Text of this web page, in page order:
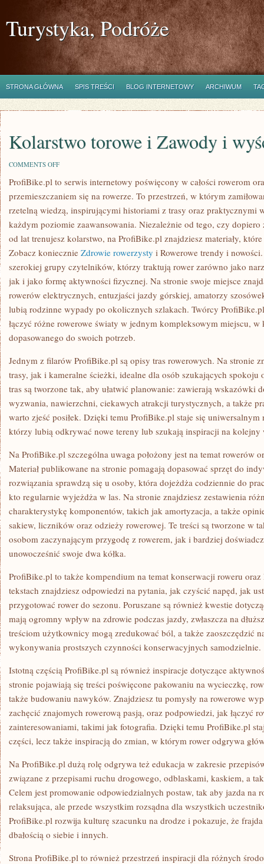
Turystyka, Podróże
STRONA GŁÓWNA SPIS TREŚCI BLOG INTERNETOWY ARCHIWUM
Kolarstwo torowe i Zawody i
COMMENTS OFFON
TOROWE
ZAWODY
I
WYŚCIGI
ROWEROWE
ProfiBike.pl to serwis internetowy poświęcony w całości rowerom
przemieszczaniem się na rowerze. To przestrzeń, w którym
rzetelną wiedzą, inspirującymi historiami z trasy oraz praktycznymi
każdym poziomie zaawansowania. Niezależnie od tego, czy
od lat trenujesz kolarstwo, na ProfiBike.pl znajdziesz materiały,
Zobacz koniecznie Zdrowie rowerzysty i Rowerowe trendy i
szerokiej grupy czytelników, którzy traktują rower zarówno jako
jak i jako formę aktywności fizycznej. Na stronie swoje miejsce
rowerów elektrycznych, entuzjaści jazdy górskiej, amatorzy
lubią rodzinne wypady po okolicznych szlakach. Twórcy
łączyć różne rowerowe światy w jednym kompleksowym miejscu,
dopasowanego do swoich potrzeb.
Jednym z filarów ProfiBike.pl są opisy tras rowerowych. Na stronie
trasy, jak i kameralne ścieżki, idealne dla osób szukających spokoju
tras są tworzone tak, aby ułatwić planowanie: zawierają wskazówki
wyzwania, nawierzchni, ciekawych atrakcji turystycznych, a także
warto zjeść posiłek. Dzięki temu ProfiBike.pl staje się
którzy lubią odkrywać nowe tereny lub szukają inspiracji na kolejny
Na ProfiBike.pl szczególna uwaga położony jest na temat rowerów
Materiał publikowane na stronie pomagają dopasować sprzęt do
rozwiązania sprawdzą się u osoby, która dojeżdża codziennie do
kto regularnie wyjeżdża w las. Na stronie znajdziesz zestawienia
charakterystykę komponentów, takich jak amortyzacja, a także
sakiew, liczników oraz odzieży rowerowej. Te treści są tworzone w
osobom zaczynającym przygodę z rowerem, jak i bardziej
unowocześnić swoje dwa kółka.
ProfiBike.pl to także kompendium na temat konserwacji roweru
tekstach znajdziesz odpowiedzi na pytania, jak czyścić napęd, jak
przygotować rower do sezonu. Poruszane są również kwestie
mają ogromny wpływ na zdrowie podczas jazdy, zwłaszcza na
treściom użytkownicy mogą zredukować ból, a także zaoszczędzić
wykonywania prostszych czynności konserwacyjnych samodzielnie.
Istotną częścią ProfiBike.pl są również inspiracje dotyczące
stronie pojawiają się treści poświęcone pakowaniu na wycieczkę,
także budowaniu nawyków. Znajdziesz tu pomysły na rowerowe
zachęcić znajomych rowerową pasją, oraz podpowiedzi, jak łączyć
zainteresowaniami, takimi jak fotografia. Dzięki temu ProfiBike.pl
części, lecz także inspiracją do zmian, w którym rower odgrywa
Na ProfiBike.pl dużą rolę odgrywa też edukacja w zakresie
związane z przepisami ruchu drogowego, odblaskami, kaskiem, a
Celem jest promowanie odpowiedzialnych postaw, tak aby jazda na
relaksująca, ale przede wszystkim rozsądna dla wszystkich
ProfiBike.pl rozwija kulturę szacunku na drodze i pokazuje, że
dbałością o siebie i innych.
Strona ProfiBike.pl to również przestrzeń inspiracji dla różnych